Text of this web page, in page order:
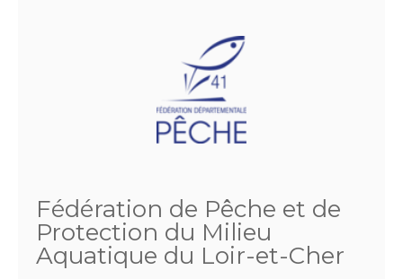
Fédération de Pêche et de
Protection du Milieu
Aquatique du Loir-et-Cher